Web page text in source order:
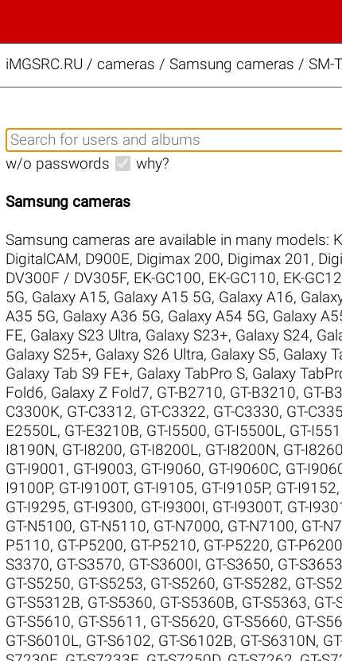
iMGSRC.RU / cameras / Samsung cameras / SM-
w/o passwords why?
Samsung cameras
Samsung cameras are available in many models:
DigitalCAM, D900E, Digimax 200, Digimax 201 ,
DV300F / DV305F, EK-GC100, EK-GC110, EK-
5G, Galaxy A15, Galaxy A15 5G, Galaxy A16,
A35 5G, Galaxy A36 5G, Galaxy A54 5G, Galaxy
FE, Galaxy S23 Ultra, Galaxy S23+, Galaxy S24,
Galaxy S25+, Galaxy S26 Ultra, Galaxy S5, Galaxy
Galaxy Tab S9 FE+, Galaxy TabPro S, Galaxy
Fold6, Galaxy Z Fold7, GT-B2710, GT-B3210, GT-
C3300K, GT-C3312, GT-C3322, GT-C3330, GT-
E2550L, GT-E3210B, GT-I5500, GT-I5500L, GT-
I8190N, GT-I8200, GT-I8200L, GT-I8200N, GT-I8260
GT-I9001 , GT-I9003, GT-I9060, GT-I9060C, GT-
I9100P, GT-I9100T, GT-I9105, GT-I9105P, GT-I9152,
GT-I9295, GT-I9300, GT-I9300I, GT-I9300T, GT-
GT-N5100, GT-N5110, GT-N7000, GT-N7100, GT-
P5110, GT-P5200, GT-P5210, GT-P5220, GT-P6200
S3370, GT-S3570, GT-S3600I, GT-S3650, GT-S3653
GT-S5250, GT-S5253, GT-S5260, GT-S5282, GT-
GT-S5312B, GT-S5360, GT-S5360B, GT-S5363,
GT-S5610, GT-S5611 , GT-S5620, GT-S5660, GT-
GT-S6010L, GT-S6102, GT-S6102B, GT-S6310N,